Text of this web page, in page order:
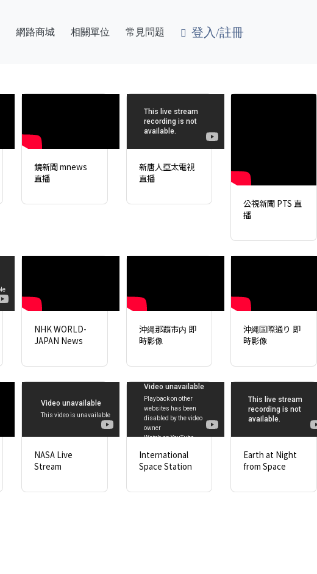
網路商城 相關單位 常見問題 登入/註冊
鏡新聞 mnews
直播
新唐人亞太電視
直播
公視新聞 PTS 直
播
NHK WORLD-
JAPAN News
沖縄那覇市内 即
時影像
沖縄国際通り 即
時影像
NASA Live
Stream
International
Space Station
Earth at Night
from Space